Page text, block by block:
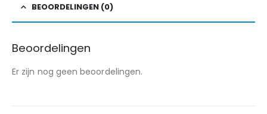
BEOORDELINGEN (0)
Beoordelingen
Er zijn nog geen beoordelingen.